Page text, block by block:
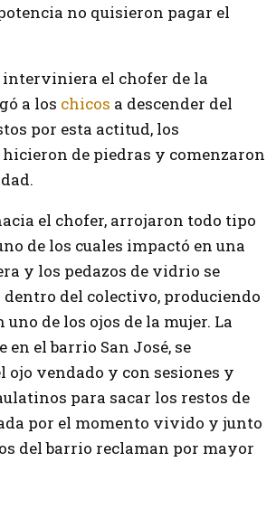
no quisieron pagar el
interviniera el chofer de la
a los chicos a descender del
por esta actitud, los
hicieron de piedras y comenzaron
el chofer, arrojaron todo tipo
de los cuales impactó en una
y los pedazos de vidrio se
del colectivo, produciendo
de los ojos de la mujer. La
en el barrio San José, se
ojo vendado y con sesiones y
para sacar los restos de
por el momento vivido y junto
del barrio reclaman por mayor